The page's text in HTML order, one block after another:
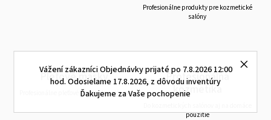
Vážení zákazníci Objednávky prijaté po 7.8.2026 12:00
hod. Odosielame 17.8.2026, z dôvodu inventúry
Ďakujeme za Vaše pochopenie
Profesionálne produkty pre kozmetické
salóny
Pleťové masky
Profesionálne pleťové masky do salónov
Profesionálna
kozmetika
použitie